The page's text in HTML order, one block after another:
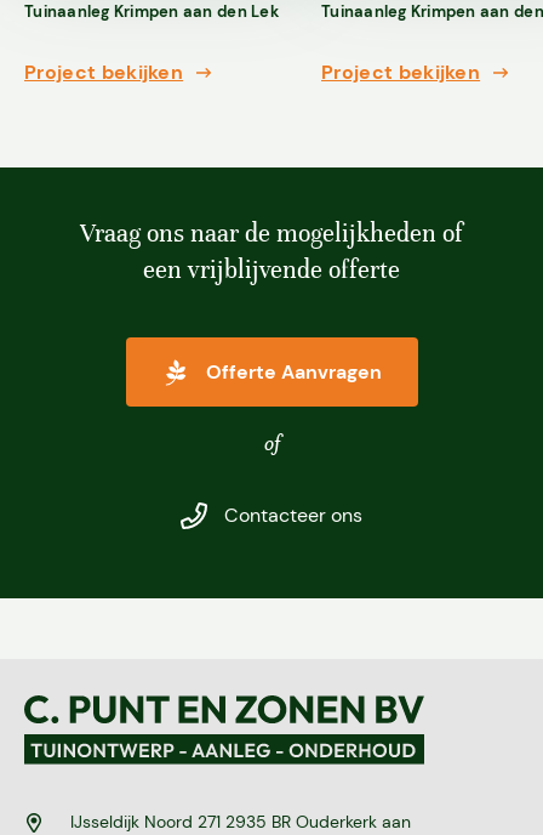
Over ons
Vacatures
Contact
Tuinaanleg Krimpen aan den Lek
Project bekijken
Tuinaanleg Krimpen aan
Project bekijken
Vraag ons naar de mogelijkheden of
een vrijblijvende offerte
Offerte Aanvragen
of
Contacteer ons
IJsseldijk Noord 271 2935 BR Ouderkerk aan